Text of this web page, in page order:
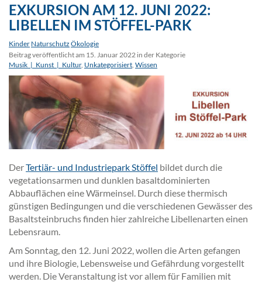
EXKURSION AM 12. JUNI 2022:
LIBELLEN IM STÖFFEL-PARK
Kinder Naturschutz Ökologie
Beitrag veröffentlicht am 15. Januar 2022 in der Kategorie
Musik_|_Kunst_|_Kultur, Unkategorisiert Wissen
DerTertiär- und Industriepark Stöffel bildet durch die
vegetationsarmen und dunklen basaltdominierten
Abbauflächen eine Wärmeinsel. Durch diese thermisch
günstigen Bedingungen und die verschiedenen Gewässer des
Basaltsteinbruchs finden hier zahlreiche Libellenarten einen
Lebensraum.
Am Sonntag, den 12. Juni 2022, wollen die Arten gefangen
und ihre Biologie, Lebensweise und Gefährdung vorgestellt
werden. Die Veranstaltung ist vor allem für Familien mit